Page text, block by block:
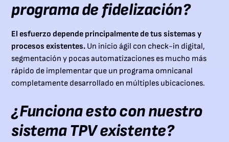
programa de fidelización?
El esfuerzo depende principalmente de tus sistemas y
procesos existentes. Un inicio ágil con check-in digital,
segmentación y pocas automatizaciones es mucho más
rápido de implementar que un programa omnicanal
completamente desarrollado en múltiples ubicaciones.
¿Funciona esto con nuestro
sistema TPV existente?